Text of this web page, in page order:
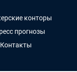
конторы
прогнозы
Контакты